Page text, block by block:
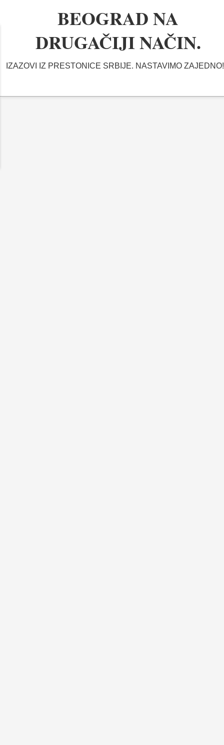
BEOGRAD NA
DRUGAČIJI NAČIN.
IZAZOVI IZ PRESTONICE SRBIJE. NASTAVIMO ZAJEDNO!